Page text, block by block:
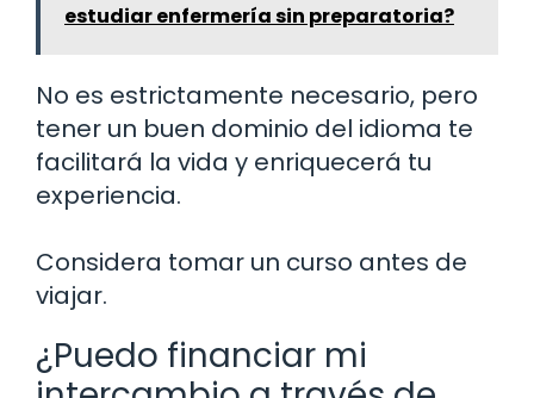
estudiar enfermería sin preparatoria?
No es estrictamente necesario, pero
tener un buen dominio del idioma te
facilitará la vida y enriquecerá tu
experiencia.
Considera tomar un curso antes de
viajar.
¿Puedo financiar mi